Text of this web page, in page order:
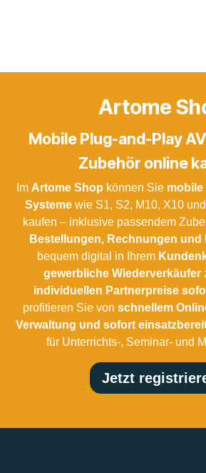
Artome
Mobile Plug-and-Play
Zubehör online
Im Artome Shop können Sie mobile
Systeme wie S1, S2, M10, X10
kaufen – inklusive passendem
Bestellungen, Rechnungen
bequem digital in Ihrem
gewerbliche Wiederverkäufer
individuellen Partnerpreise
profitieren Sie von schnellem
Verwaltung und sofort
für Unterrichts-, Seminar- und
Jetzt